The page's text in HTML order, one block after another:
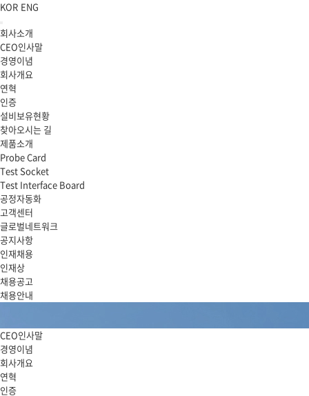
KOR ENG
회사소개
CEO인사말
경영이념
회사개요
연혁
인증
설비보유현황
찾아오시는 길
제품소개
Probe Card
Test Socket
Test Interface Board
공정자동화
고객센터
글로벌네트워크
공지사항
인재채용
인재상
채용공고
채용안내
CEO인사말
경영이념
회사개요
연혁
인증